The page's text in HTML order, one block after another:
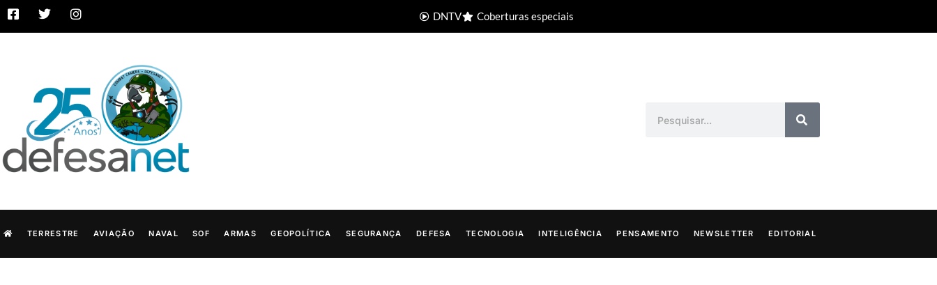
DNTV Coberturas especiais
TERRESTRE AVIAÇÃO NAVAL SOF ARMAS GEOPOLÍTICA SEGURANÇA DEFESA TECNOLOGIA INTELIGÊNCIA PENSAMENTO NEWSLETTER EDITORIAL